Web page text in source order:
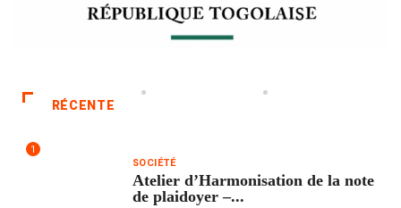
RÉCENTE
1
SOCIÉTÉ
Atelier d’Harmonisation de la note
de plaidoyer –...